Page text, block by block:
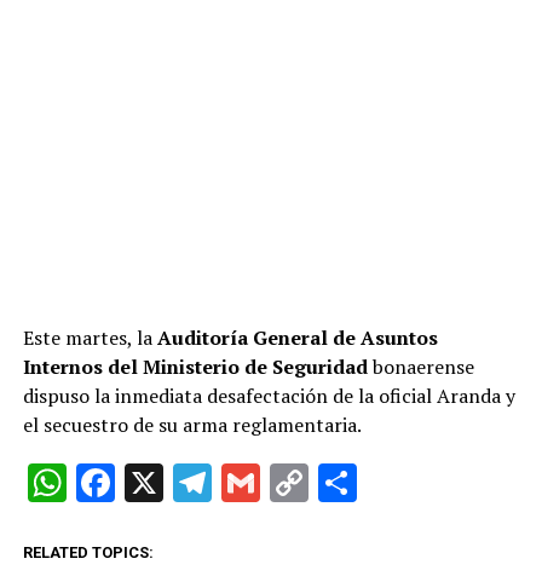
Este martes, laAuditoría General de Asuntos
Internos del Ministerio de Seguridadbonaerense
dispuso la inmediata desafectación de la oficial Aranda y
el secuestro de su arma reglamentaria.
W
at
F
ce
X T G C C
RELATED TOPICS: